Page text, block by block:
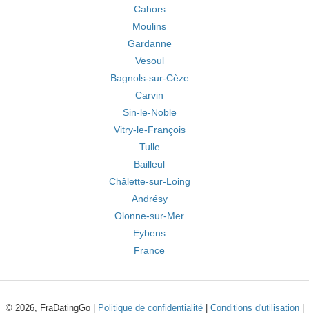
Cahors
Moulins
Gardanne
Vesoul
Bagnols-sur-Cèze
Carvin
Sin-le-Noble
Vitry-le-François
Tulle
Bailleul
Châlette-sur-Loing
Andrésy
Olonne-sur-Mer
Eybens
France
© 2026, FraDatingGo | Politique de confidentialité| Conditions d'utilisation|